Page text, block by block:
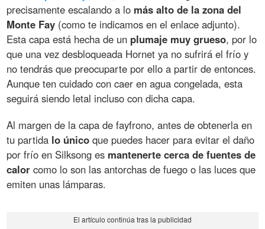
precisamente escalando a lo más alto de la zona del
Monte Fay (como te indicamos en el enlace adjunto).
Esta capa está hecha de un plumaje muy grueso, por lo
que una vez desbloqueada Hornet ya no sufrirá el frío y
no tendrás que preocuparte por ello a partir de entonces.
Aunque ten cuidado con caer en agua congelada, esta
seguirá siendo letal incluso con dicha capa.
Al margen de la capa de fayfrono, antes de obtenerla en
tu partida lo único que puedes hacer para evitar el daño
por frío en Silksong es mantenerte cerca de fuentes de
calor como lo son las antorchas de fuego o las luces que
emiten unas lámparas.